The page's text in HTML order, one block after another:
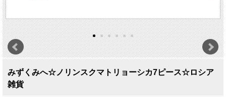
みずくみへ☆ノリンスクマトリョーシカ7ピース☆ロシア
雑貨